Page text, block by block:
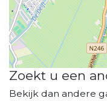
Zoekt u een
Bekijk dan andere